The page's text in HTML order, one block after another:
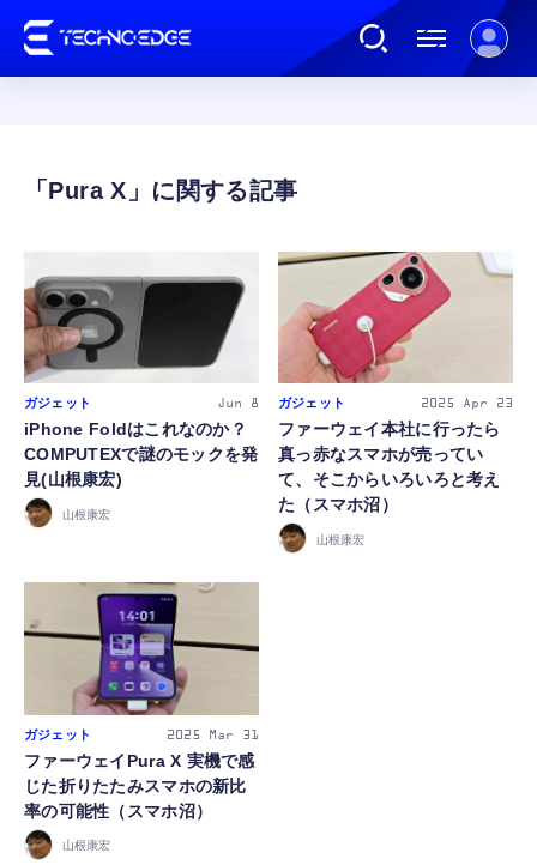
ガジェット
ゲーム
カルチャー
公式ストア
Pura X
ガジェット Jun 8
iPhone Foldはこれなのか？
COMPUTEXで謎のモックを発
見(山根康宏)
山根康宏
ガジェット 2025 Apr 23
ファーウェイ本社に行ったら
真っ赤なスマホが売ってい
て、そこからいろいろと考え
た（スマホ沼）
山根康宏
ガジェット 2025 Mar 31
ファーウェイPura X 実機で感
じた折りたたみスマホの新比
率の可能性（スマホ沼）
山根康宏